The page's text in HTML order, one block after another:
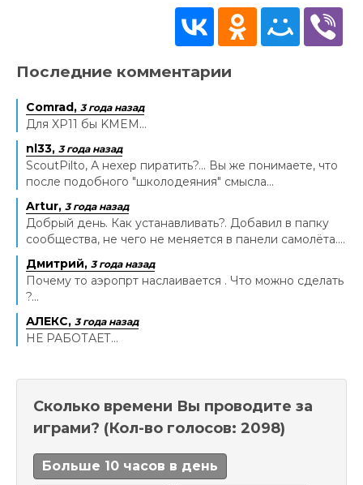
Последние комментарии
Comrad, 3 года назад
Для XP11 бы KMEM...
nl33, 3 года назад
ScoutPilto, А нехер пиратить?... Вы же понимаете, что
после подобного "школодеяния" смысла...
Artur, 3 года назад
Добрый день. Как устанавливать?. Добавил в папку
сообщества, не чего не меняется в панели самолёта....
Дмитрий, 3 года назад
Почему то аэропрт наслаивается . Что можно сделать
?...
АЛЕКС, 3 года назад
НЕ РАБОТАЕТ...
Сколько времени Вы проводите за
играми? (Кол-во голосов: 2098)
Больше 10 часов в день